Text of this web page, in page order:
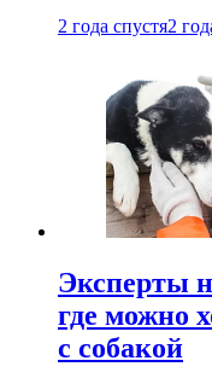
2 года спустя2
Эксперты
где можно
с собакой